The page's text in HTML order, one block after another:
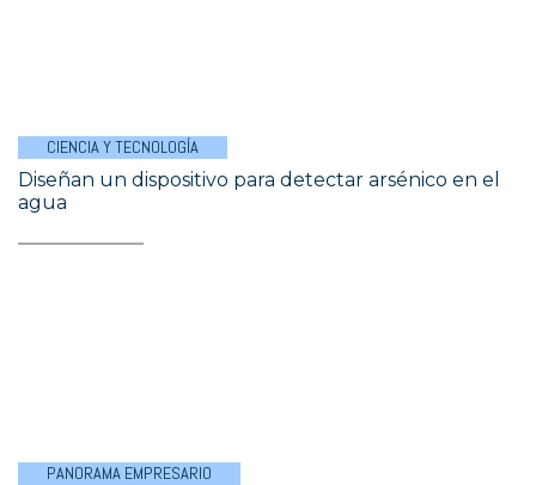
CIENCIA Y TECNOLOGÍA
Diseñan un dispositivo para detectar arsénico en el
agua
PANORAMA EMPRESARIO